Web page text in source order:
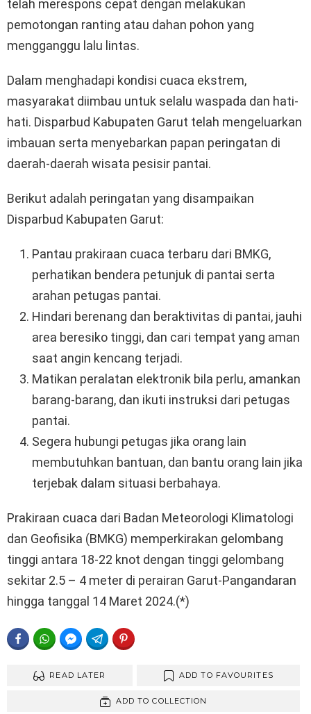
telah merespons cepat dengan melakukan
pemotongan ranting atau dahan pohon yang
mengganggu lalu lintas.
Dalam menghadapi kondisi cuaca ekstrem,
masyarakat diimbau untuk selalu waspada dan hati-
hati. Disparbud Kabupaten Garut telah mengeluarkan
imbauan serta menyebarkan papan peringatan di
daerah-daerah wisata pesisir pantai.
Berikut adalah peringatan yang disampaikan
Disparbud Kabupaten Garut:
Pantau prakiraan cuaca terbaru dari BMKG,
perhatikan bendera petunjuk di pantai serta
arahan petugas pantai.
Hindari berenang dan beraktivitas di pantai, jauhi
area beresiko tinggi, dan cari tempat yang aman
saat angin kencang terjadi.
Matikan peralatan elektronik bila perlu, amankan
barang-barang, dan ikuti instruksi dari petugas
pantai.
Segera hubungi petugas jika orang lain
membutuhkan bantuan, dan bantu orang lain jika
terjebak dalam situasi berbahaya.
Prakiraan cuaca dari Badan Meteorologi Klimatologi
dan Geofisika (BMKG) memperkirakan gelombang
tinggi antara 18-22 knot dengan tinggi gelombang
sekitar 2.5 – 4 meter di perairan Garut-Pangandaran
hingga tanggal 14 Maret 2024.(*)
FACEBOOKWHATSAPPFACEBOOK MESSENGER
TELEGRAM
READ LATER ADD TO FAVOURITES
ADD TO COLLECTION